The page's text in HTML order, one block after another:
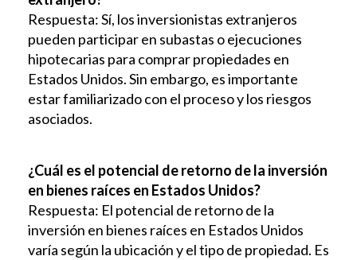
Respuesta: Sí, los inversionistas extranjeros
pueden participar en subastas o ejecuciones
hipotecarias para comprar propiedades en
Estados Unidos. Sin embargo, es importante
estar familiarizado con el proceso y los riesgos
asociados.
¿Cuál es el potencial de retorno de la inversión
en bienes raíces en Estados Unidos?
Respuesta: El potencial de retorno de la
inversión en bienes raíces en Estados Unidos
varía según la ubicación y el tipo de propiedad. Es